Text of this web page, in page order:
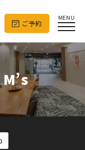
ご予約
MENU